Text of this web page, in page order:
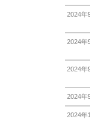
2024年
2024年
2024年
2024年
2024年